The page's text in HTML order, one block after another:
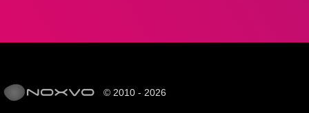
© 2010 - 2026